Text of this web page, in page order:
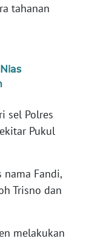
tahanan
sel Polres
Pukul
Fandi,
Trisno dan
melakukan